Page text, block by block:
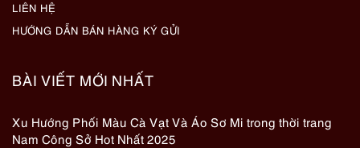
LIÊN HỆ
HƯỚNG DẪN BÁN HÀNG KÝ GỬI
BÀI VIẾT MỚI NHẤT
Xu Hướng Phối Màu Cà Vạt Và Áo Sơ Mi trong thời trang
Nam Công Sở Hot Nhất 2025